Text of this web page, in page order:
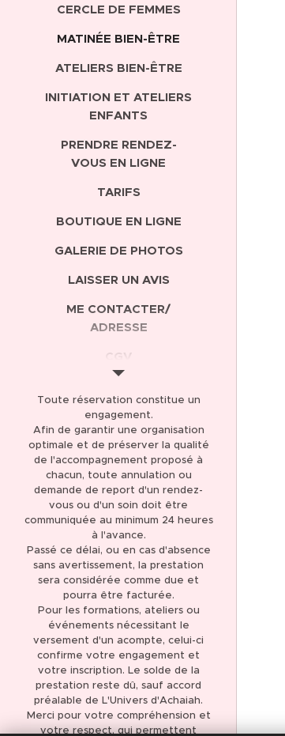
CERCLE DE FEMMES
MATINÉE BIEN-ÊTRE
ATELIERS BIEN-ÊTRE
INITIATION ET ATELIERS
ENFANTS
PRENDRE RENDEZ-
VOUS EN LIGNE
TARIFS
BOUTIQUE EN LIGNE
GALERIE DE PHOTOS
LAISSER UN AVIS
ME CONTACTER/
ADRESSE
CGV
CONFIDENTIALITÉ
Toute réservation constitue un
engagement.
Afin de garantir une organisation
optimale et de préserver la qualité
de l'accompagnement proposé à
chacun, toute annulation ou
demande de report d'un rendez-
vous ou d'un soin doit être
communiquée au minimum 24 heures
à l'avance.
Passé ce délai, ou en cas d'absence
sans avertissement, la prestation
sera considérée comme due et
pourra être facturée.
Pour les formations, ateliers ou
événements nécessitant le
versement d'un acompte, celui-ci
confirme votre engagement et
votre inscription. Le solde de la
prestation reste dû, sauf accord
préalable de L'Univers d'Achaiah.
Merci pour votre compréhension et
votre respect, qui permettent